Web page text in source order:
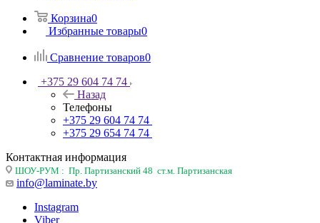
Корзина0
Избранные товары0
Сравнение товаров0
+375 29 604 74 74
Назад
Телефоны
+375 29 604 74 74
+375 29 654 74 74
Контактная информация
ШОУ-РУМ : Пр. Партизанский 48 ст.м. Партизанская
info@laminate.by
Instagram
Viber